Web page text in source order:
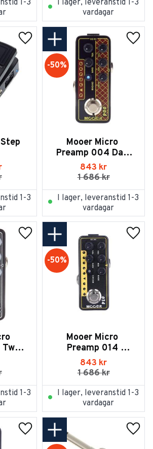
1-3
I lager, leveranstid 1-3
vardagar
Lägg till i favoriter
1-3
Mooer Micro
Preamp 004 Day
Tripper
843 kr
1 686kr
50%
I lager, leveranstid 1-3
vardagar
Two
Lägg till i favoriter
1-3
Mooer Micro
Preamp 014
Taxidea Taxus
843 kr
1 686kr
50%
I lager, leveranstid 1-3
vardagar
Lägg till i favoriter